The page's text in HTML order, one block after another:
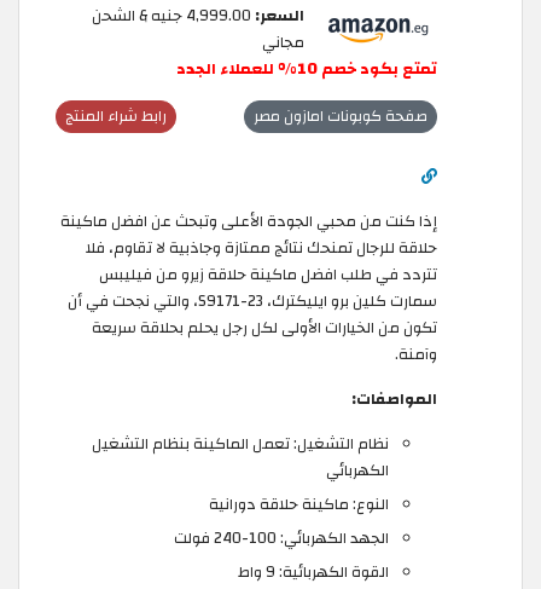
السعر:
4,999.00 جنيه & الشحن
مجاني
تمتع بكود خصم 10% للعملاء الجدد
رابط شراء المنتج صفحة كوبونات امازون مصر
إذا كنت من محبي الجودة الأعلى وتبحث عن افضل ماكينة
حلاقة للرجال تمنحك نتائج ممتازة وجاذبية لا تقاوم، فلا
تتردد في طلب افضل ماكينة حلاقة زيرو من فيليبس
سمارت كلين برو ايليكترك، S9171-23، والتي نجحت في أن
تكون من الخيارات الأولى لكل رجل يحلم بحلاقة سريعة
وآمنة.
المواصفات:
نظام التشغيل: تعمل الماكينة بنظام التشغيل
الكهربائي
النوع: ماكينة حلاقة دورانية
الجهد الكهربائي: 100-240 فولت
القوة الكهربائية: 9 واط